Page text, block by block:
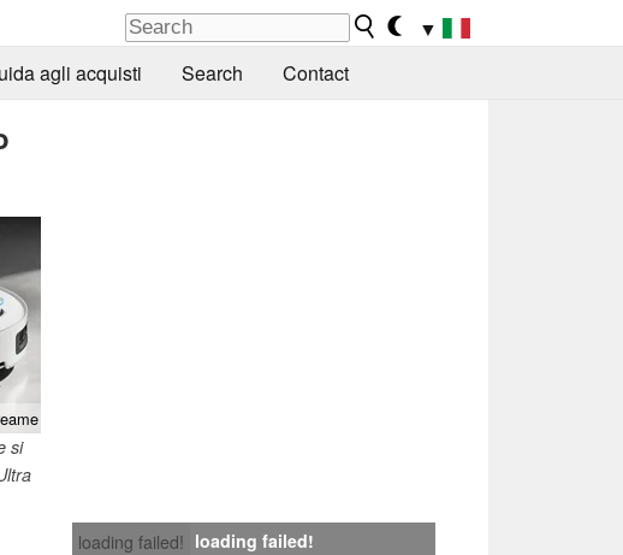
▼
agli acquisti Search Contact
si
loading failed! loading failed!